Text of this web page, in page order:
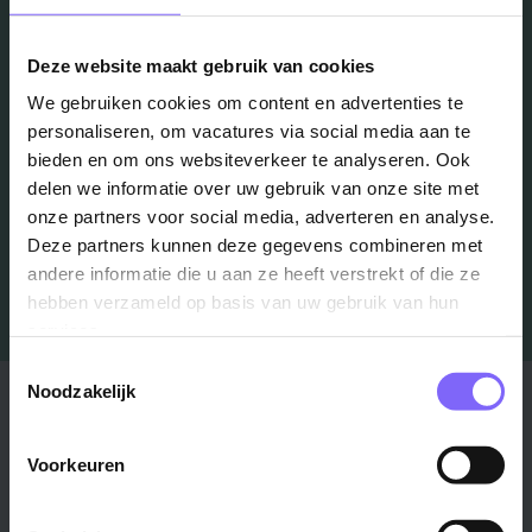
Deze website maakt gebruik van cookies
We gebruiken cookies om content en advertenties te
personaliseren, om vacatures via social media aan te
bieden en om ons websiteverkeer te analyseren. Ook
delen we informatie over uw gebruik van onze site met
onze partners voor social media, adverteren en analyse.
Deze partners kunnen deze gegevens combineren met
andere informatie die u aan ze heeft verstrekt of die ze
hebben verzameld op basis van uw gebruik van hun
Noodzakelijk
Voorkeuren
in je mailbox?
Job Alert instellen
Stad